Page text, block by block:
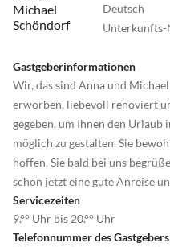
Deutsch
Gastgeberinformationen
Wir, das sind Anna und
erworben, liebevoll renoviert
gegeben, um Ihnen den Urlaub
möglich zu gestalten. Sie
hoffen, Sie bald bei uns
schon jetzt eine gute Anreise
Servicezeiten
9.°° Uhr bis 20.°° Uhr
Telefonnummer des Gastgebers